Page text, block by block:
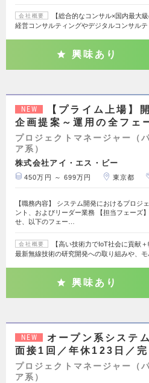
会社概要
【総合的なコンサル×国内最大
経営コンサルティングやデジタルコンサル
興味あり
NEW
【プライム上場】
企画提案～運用の全フェ
プロジェクトマネージャー（
ア系）
株式会社アイ・エス・ビー
450万円 ～ 699万円 東京都
【職務内容】 システム開発におけるプロジ
ント、およびリーダー業務 【担当フェーズ
せ、以下のフェー…
会社概要
【高い技術力でIoT社会に貢献
最新無線技術の研究開発への取り組みや、
興味あり
NEW
オープン系システ
面接1回／年休123日／完
プロジェクトマネージャー（
ア系）